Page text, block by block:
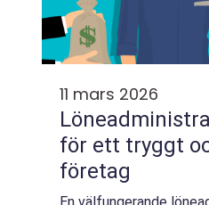
11 mars 2026
Löneadministration
för ett tryggt
företag